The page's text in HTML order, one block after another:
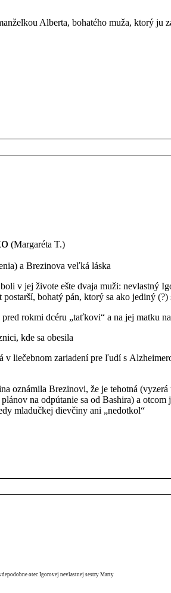
Alberta, bohatého muža, ktorý ju
(Margaréta T.)
a Brezinova veľká láska
v jej živote ešte dvaja muži: nevlastný
postarší, bohatý pán, ktorý sa ako jediný
rokmi dcéru „taťkovi“ a na jej matku
kde sa obesila
v liečebnom zariadení pre ľudí s
oznámila Brezinovi, že je tehotná
na odpútanie sa od Bashira) a
mladučkej dievčiny ani „nedotkol“
otec Igorovej nevlastnej sestry Marty